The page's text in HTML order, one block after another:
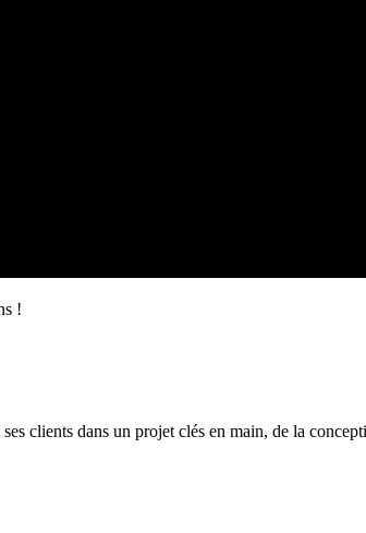
!
clients dans un projet clés en main, de la